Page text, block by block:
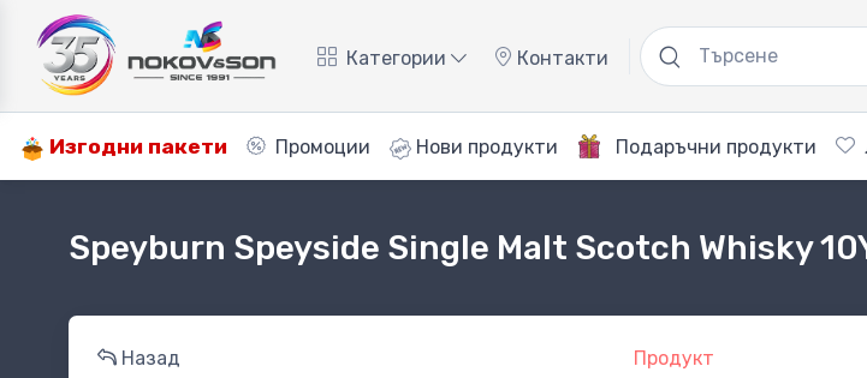
Категории Контакти
Изгодни пакети Промоции Нови продукти Подаръчни продукти
Speyburn Speyside Single Malt Scotch Whisky
Назад Продукт